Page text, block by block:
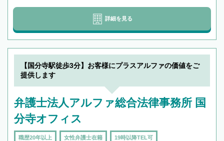
詳細を見る
【国分寺駅徒歩3分】お客様にプラスアルファの価値をご
提供します
弁護士法人アルファ総合法律事務所 国
分寺オフィス
職歴20年以上 女性弁護士在籍 19時以降TEL可